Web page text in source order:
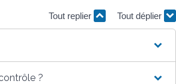
Tout replier Tout déplier
?